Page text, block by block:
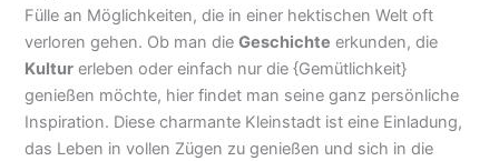
Fülle an Möglichkeiten, die in einer hektischen Welt oft
verloren gehen. Ob man dieGeschichte erkunden, die
Kultur erleben oder einfach nur die {Gemütlichkeit}
genießen möchte, hier findet man seine ganz persönliche
Inspiration. Diese charmante Kleinstadt ist eine Einladung,
das Leben in vollen Zügen zu genießen und sich in die